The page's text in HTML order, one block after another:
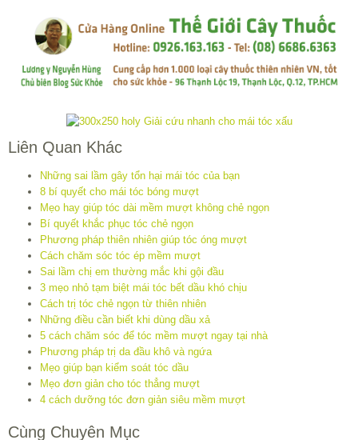
Liên Quan Khác
Những sai lầm gây tổn hại mái tóc của bạn
8 bí quyết cho mái tóc bóng mượt
Mẹo hay giúp tóc dài mềm mượt không chẻ ngọn
Bí quyết khắc phục tóc chẻ ngọn
Phương pháp thiên nhiên giúp tóc óng mượt
Cách chăm sóc tóc ép mềm mượt
Sai lầm chị em thường mắc khi gội đầu
3 mẹo nhỏ tạm biệt mái tóc bết dầu khó chịu
Cách trị tóc chẻ ngọn từ thiên nhiên
Những điều cần biết khi dùng dầu xả
5 cách chăm sóc để tóc mềm mượt ngay tại nhà
Phương pháp trị da đầu khô và ngứa
Mẹo giúp bạn kiểm soát tóc dầu
Mẹo đơn giản cho tóc thẳng mượt
4 cách dưỡng tóc đơn giản siêu mềm mượt
Cùng Chuyên Mục